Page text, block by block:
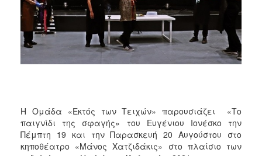
ΤΟΠΟΣ
ΑΝΘΕΚΤΙΚΗ
ΠΟΛΗΗ Ομάδα «Εκτός των Τειχών» παρουσιάζει «Το
παιγνίδι της σφαγής» του Ευγένιου Ιονέσκο την
Πέμπτη 19 και την Παρασκευή 20 Αυγούστου στο
κηποθέατρο «Μάνος Χατζιδάκις» στο πλαίσιο των